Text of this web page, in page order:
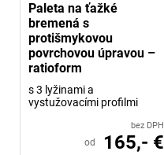
Paleta na ťažké
bremená s
protišmykovou
povrchovou úpravou –
ratioform
s 3 lyžinami a
vystužovacími profilmi
bez DPH
od 165,- €